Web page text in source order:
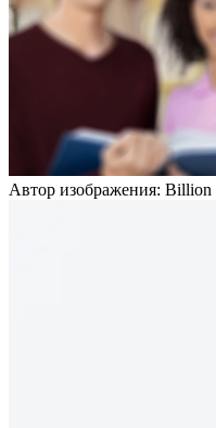
Автор изображения: Billion